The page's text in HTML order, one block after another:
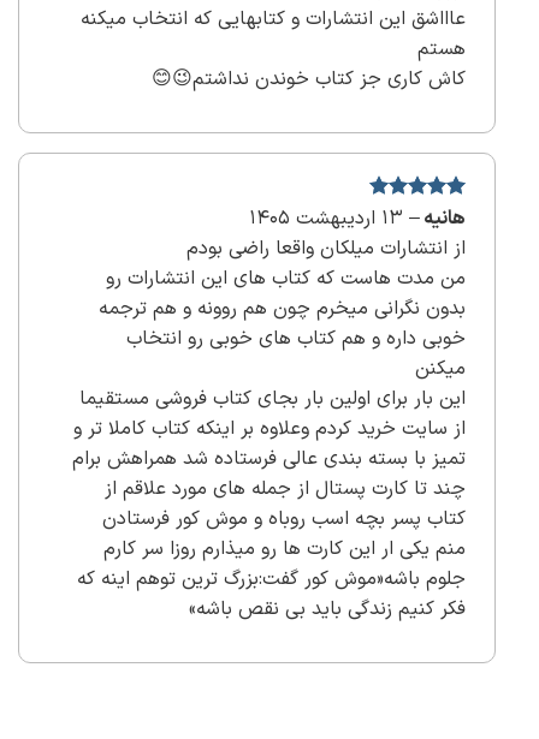
عاااشق این انتشارات و کتابهایی که انتخاب میکنه
هستم
کاش کاری جز کتاب خوندن نداشتم😉😊
نمره 5از
هانیه– 13 اردیبهشت 1405
از انتشارات میلکان واقعا راضی بودم
من مدت هاست که کتاب های این انتشارات رو
بدون نگرانی میخرم چون هم روونه و هم ترجمه
خوبی داره و هم کتاب های خوبی رو انتخاب
میکنن
این بار برای اولین بار بجای کتاب فروشی مستقیما
از سایت خرید کردم و‌علاوه بر اینکه کتاب کاملا تر و
تمیز با بسته بندی عالی فرستاده شد همراهش برام
چند تا کارت پستال از جمله های مورد علاقم از
کتاب پسر بچه اسب روباه و موش کور فرستادن
منم یکی ار این کارت ها رو میذارم روزا سر کارم
جلوم باشه«موش کور گفت:بزرگ ترین توهم اینه که
فکر کنیم زندگی باید بی نقص باشه»